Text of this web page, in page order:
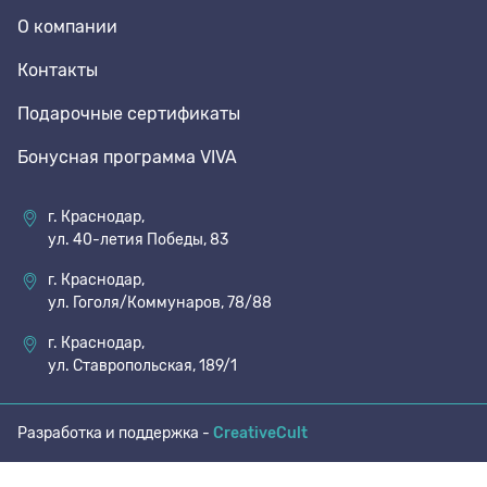
О компании
Контакты
Подарочные сертификаты
Бонусная программа VIVA
г. Краснодар,
ул. 40-летия Победы, 83
г. Краснодар,
ул. Гоголя/Коммунаров, 78/88
г. Краснодар,
ул. Ставропольская, 189/1
Разработка и поддержка - CreativeCult
8 den
Полустельки
Растяжитель и Очиститель
Рожки